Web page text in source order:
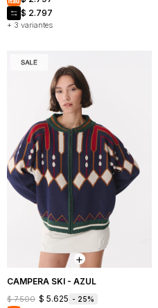
+ 3 variantes
$ 2.797
CAMPERA SKI - AZUL
$ 7.500 $ 5.625 25